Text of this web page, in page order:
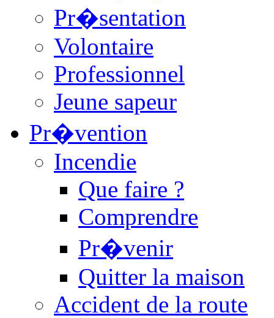
Pr�sentation
Volontaire
Professionnel
Jeune sapeur
Pr�vention
Incendie
Que faire ?
Comprendre
Pr�venir
Quitter la maison
Accident de la route